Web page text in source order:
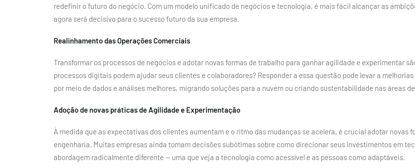
redefinir o futuro do negócio. Com um modelo unificado de negócios e tecnologia, é mais fácil alcançar as
agora será decisivo para o sucesso futuro da sua empresa.
Realinhamento das Operações Comerciais
Transformar os processos de negócios e adotar novas formas de trabalho para ganhar agilidade e experimentar
processos digitais podem ajudar seus clientes e colaboradores? Responder a essa questão pode levar a
por meio de dados e análises melhores, migrando soluções para a nuvem ou criando sustentabilidade nas áreas
Adoção de novas práticas de Agilidade e Experimentação
À medida que as expectativas dos clientes aumentam e o ritmo das mudanças se acelera, é crucial adotar novas
engenharia. Muitas empresas ainda tomam decisões subótimas sobre como direcionar seus investimentos em
abordagem radicalmente diferente — uma que veja a tecnologia como acessível e as pessoas como adaptáveis.